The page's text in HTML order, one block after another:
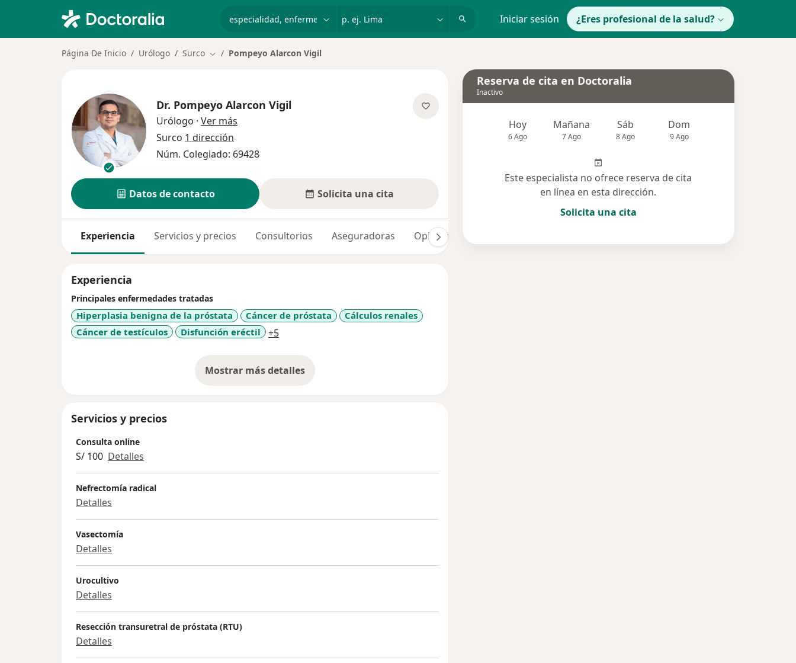
Iniciar sesión ¿Eres profesional de la salud?
Página De Inicio Urólogo Surco Cambiar de ciudad
Pompeyo Alarcon Vigil
Dr. Pompeyo Alarcon Vigil
Urólogo · Ver más
Surco 1 dirección
Núm. Colegiado: 69428
Datos de contacto Solicita una cita
Experiencia Servicios y precios Consultorios Aseguradoras Opiniones
Experiencia
Principales enfermedades tratadas
Hiperplasia benigna de la próstata Cáncer de próstata
Cálculos renales
Cáncer de testículos
Disfunción eréctil +5a11y_sr_more_diseases
Mostrar más detalles
sobre la experiencia
Servicios y precios
Consulta online
S/ 100 Detalles
Nefrectomía radical
Detalles
Vasectomía
Detalles
Urocultivo
Detalles
Resección transuretral de próstata (RTU)
Detalles
Reserva de cita en Doctoralia
Inactivo
Hoy
6 Ago
Mañana
7 Ago
Sáb
8 Ago
Dom
9 Ago
Este especialista no ofrece reserva de cita
en línea en esta dirección.
Solicita una cita